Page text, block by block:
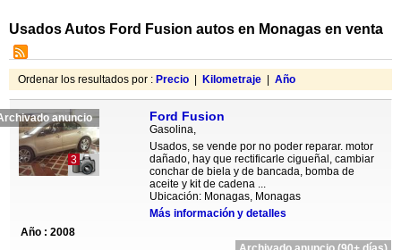
Usados Autos Ford Fusion autos en Monagas en venta
Ordenar los resultados por : Precio Kilometraje Año
anuncio
3
Ford Fusion
Gasolina,
Usados, se vende por no poder reparar. motor
dañado, hay que rectificarle cigueñal, cambiar
conchar de biela y de bancada, bomba de
aceite y kit de cadena ...
Ubicación: Monagas, Monagas
Más información y detalles
Año : 2008